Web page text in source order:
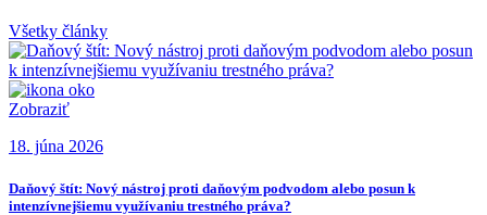
Všetky články
Zobraziť
18. júna 2026
Daňový štít: Nový nástroj proti daňovým podvodom alebo posun k
intenzívnejšiemu využívaniu trestného práva?